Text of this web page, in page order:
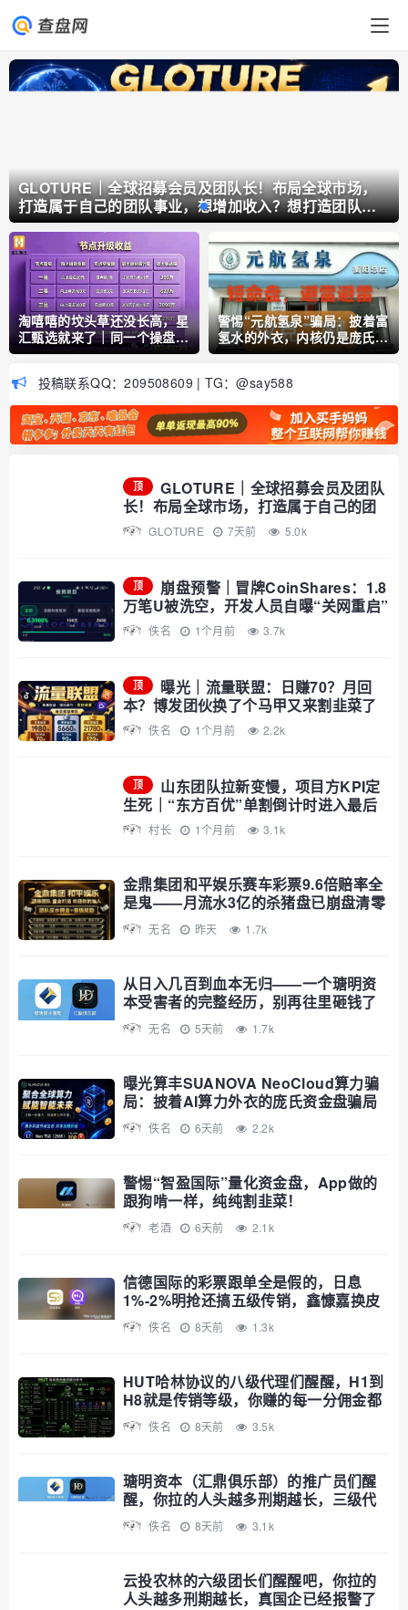
GLOTURE｜全球招募会员及团队长！布局全球市场，
打造属于自己的团队事业，想增加收入？想打造团队？
加入 GLOTURE！
淘嘻嘻的坟头草还没长高，星
汇甄选就来了｜同一个操盘
手，同一套“公排”剧本
警惕“元航氢泉”骗局：披着富
氢水的外衣，内核仍是庞氏骗
局+传销架构
投稿联系QQ：209508609 | TG：@say588
顶
GLOTURE｜全球招募会员及团队
长！布局全球市场，打造属于自己的团
队事业，想增加收入？想打造团队？加
入 GLOTURE！
GLOTURE 7天前 5.0k
顶
崩盘预警｜冒牌CoinShares：1.8
万笔U被洗空，开发人员自曝“关网重启”
——你的钱早已不在账上
佚名 1个月前 3.7k
顶
曝光｜流量联盟：日赚70？月回
本？博发团伙换了个马甲又来割韭菜了
佚名 1个月前 2.2k
顶
山东团队拉新变慢，项目方KPI定
生死｜“东方百优”单割倒计时进入最后
10天村长 1个月前 3.1k
金鼎集团和平娱乐赛车彩票9.6倍赔率全
是鬼——月流水3亿的杀猪盘已崩盘清零
无名 昨天 1.7k
从日入几百到血本无归——一个瑭明资
本受害者的完整经历，别再往里砸钱了
无名 5天前 1.7k
曝光算丰SUANOVA NeoCloud算力骗
局：披着AI算力外衣的庞氏资金盘骗局
佚名 6天前 2.2k
警惕“智盈国际”量化资金盘，App做的
跟狗啃一样，纯纯割韭菜！
老酒 6天前 2.1k
信德国际的彩票跟单全是假的，日息
1%-2%明抢还搞五级传销，鑫慷嘉换皮
继续割
佚名 8天前 1.3k
HUT哈林协议的八级代理们醒醒，H1到
H8就是传销等级，你赚的每一分佣金都
是赃款
佚名 8天前 3.5k
瑭明资本（汇鼎俱乐部）的推广员们醒
醒，你拉的人头越多刑期越长，三级代
理就是传销铁证
佚名 8天前 3.1k
云投农林的六级团长们醒醒吧，你拉的
人头越多刑期越长，真国企已经报警了